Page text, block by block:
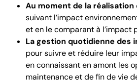
Au moment de la
suivant l’impact
et en le comparant à l’impact
La gestion quotidienne des
pour suivre et réduire leur
en connaissant en amont les
maintenance et de fin de vie